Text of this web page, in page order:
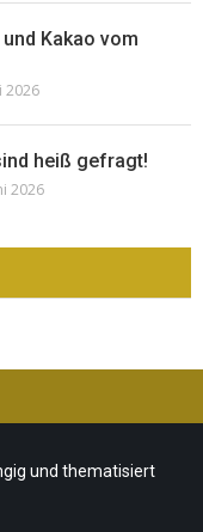
und Kakao vom
2026
heiß gefragt!
2026
Summer makes
und thematisiert